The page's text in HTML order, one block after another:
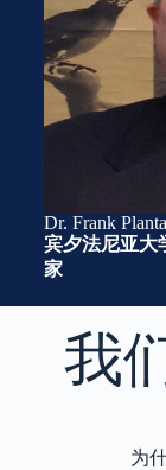
Dr. Frank
宾夕法尼亚大
家
我
为